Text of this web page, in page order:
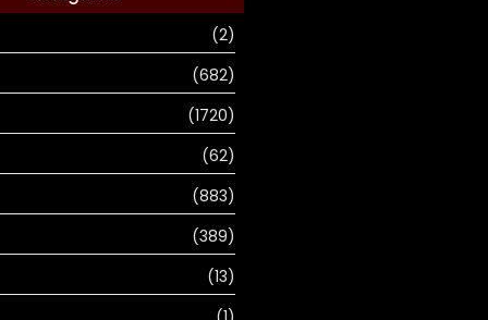
(2)
(682)
(1720)
(62)
(883)
(389)
(13)